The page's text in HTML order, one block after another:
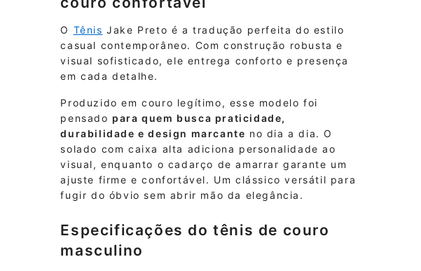
O Tênis Jake Preto é a tradução perfeita do estilo
casual contemporâneo. Com construção robusta e
visual sofisticado, ele entrega conforto e presença
em cada detalhe.
Produzido em couro legítimo, esse modelo foi
pensado para quem busca praticidade,
durabilidade e design marcante no dia a dia. O
solado com caixa alta adiciona personalidade ao
visual, enquanto o cadarço de amarrar garante um
ajuste firme e confortável. Um clássico versátil para
fugir do óbvio sem abrir mão da elegância.
Especificações do tênis de couro
masculino